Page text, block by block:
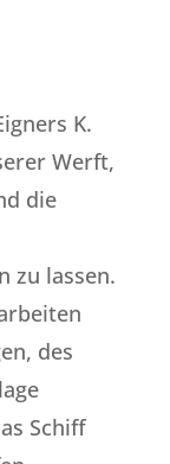
K.
Werft,
die
zu lassen.
des
Schiff